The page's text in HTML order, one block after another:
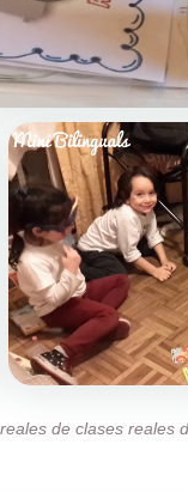
de clases reales